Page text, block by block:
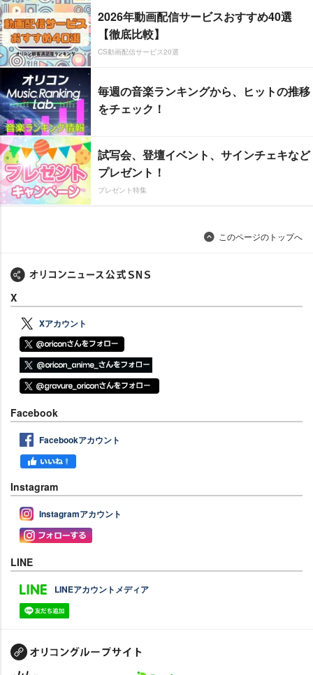
2026年動画配信サービスおすすめ40選
【徹底比較】
CS動画配信サービス20選
毎週の音楽ランキングから、ヒットの推移
をチェック！
試写会、登壇イベント、サインチェキなど
プレゼント！
プレゼント特集
このページのトップへ
X
Xアカウント
Facebook
Facebookアカウント
Instagram
Instagramアカウント
LINE
LINEアカウントメディア